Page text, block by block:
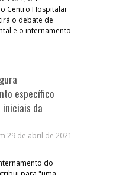
Centro Hospitalar
o debate de
e o internamento
específico
iniciais da
29 de abril de 2021
do